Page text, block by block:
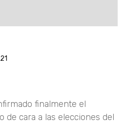
finalmente el
de cara a las elecciones del